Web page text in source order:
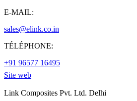
E-MAIL:
sales@elink.co.in
TÉLÉPHONE:
+91 96577 16495
Site web
Link Composites Pvt. Ltd. Delhi